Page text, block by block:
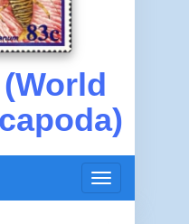
Toggle
navigation